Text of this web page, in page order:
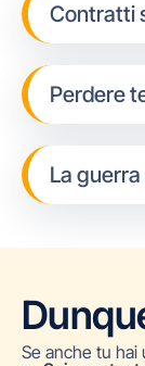
Contratti
Perdere
La
Se anche tu hai